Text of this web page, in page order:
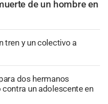
de un hombre en
tren y un colectivo a
dos hermanos
un adolescente en